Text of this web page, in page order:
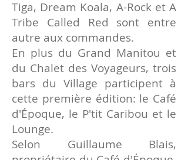
Tiga, Dream Koala, A-Rock et A
Tribe Called Red sont entre
autre aux commandes.
En plus du Grand Manitou et
du Chalet des Voyageurs, trois
bars du Village participent à
cette première édition: le Café
d'Époque, le P'tit Caribou et le
Lounge.
Selon Guillaume Blais,